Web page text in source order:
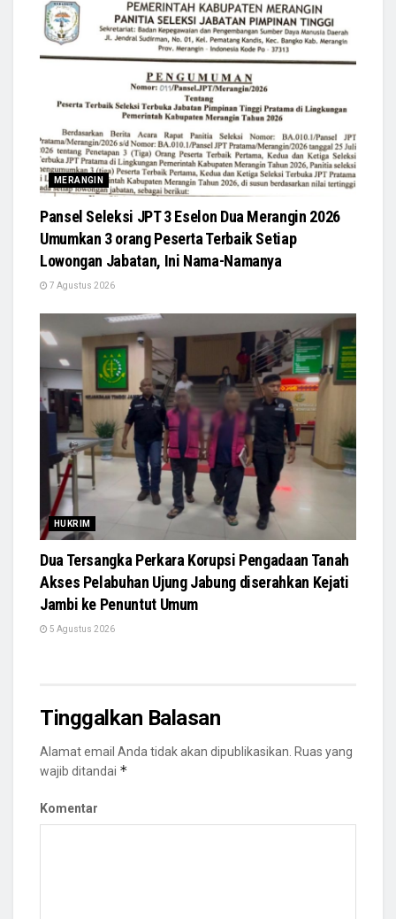
MERANGIN
Pansel Seleksi JPT 3 Eselon Dua Merangin 2026
Umumkan 3 orang Peserta Terbaik Setiap
Lowongan Jabatan, Ini Nama-Namanya
7 Agustus 2026
HUKRIM
Dua Tersangka Perkara Korupsi Pengadaan Tanah
Akses Pelabuhan Ujung Jabung diserahkan Kejati
Jambi ke Penuntut Umum
5 Agustus 2026
Tinggalkan Balasan
Alamat email Anda tidak akan dipublikasikan. Ruas yang
wajib ditandai *
Komentar